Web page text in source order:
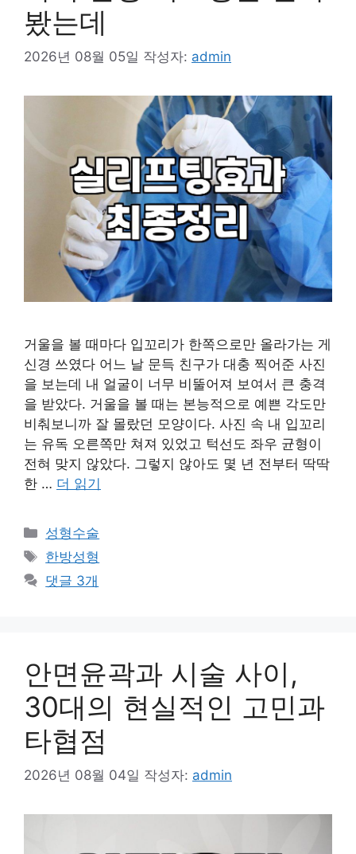
봤는데
2026년 08월 05일 작성자: admin
거울을 볼 때마다 입꼬리가 한쪽으로만 올라가는 게
신경 쓰였다 어느 날 문득 친구가 대충 찍어준 사진
을 보는데 내 얼굴이 너무 비뚤어져 보여서 큰 충격
을 받았다. 거울을 볼 때는 본능적으로 예쁜 각도만
비춰보니까 잘 몰랐던 모양이다. 사진 속 내 입꼬리
는 유독 오른쪽만 쳐져 있었고 턱선도 좌우 균형이
전혀 맞지 않았다. 그렇지 않아도 몇 년 전부터 딱딱
한 … 더 읽기
카
테
리
성형수술
태
그
한방성형
댓글 3개
안면윤곽과 시술 사이,
30대의 현실적인 고민과
타협점
2026년 08월 04일 작성자: admin